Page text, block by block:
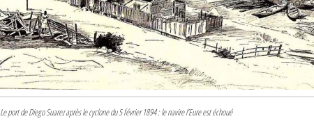
Le port de Diego Suarez après le cyclone du 5 février 1894 : le navire l’Eure est échoué